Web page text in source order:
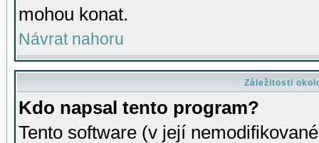
mohou konat.
Návrat nahoru
Záležitosti
Kdo napsal tento program?
Tento software (v její